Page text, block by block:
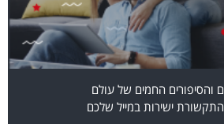
והסיפורים החמים של עולם
ישירות במייל שלכם